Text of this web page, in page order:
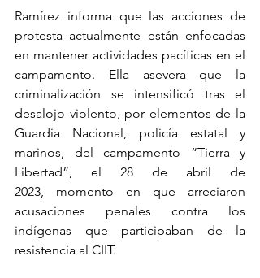
Ramírez informa que las acciones de
protesta actualmente están enfocadas
en mantener actividades pacíficas en el
campamento. Ella asevera que la
criminalización se intensificó tras el
desalojo violento, por elementos de la
Guardia Nacional, policía estatal y
marinos, del campamento “Tierra y
Libertad”, el 28 de abril de
2023, momento en que arreciaron
acusaciones penales contra los
indígenas que participaban de la
resistencia al CIIT.